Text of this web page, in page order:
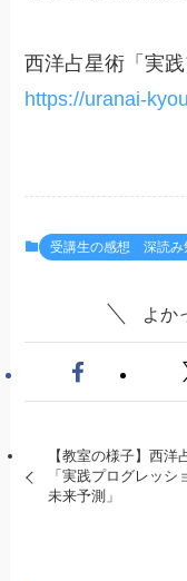
西洋占星術「実
https://uranai-
受講生の感想 深読み
よか
【教室の様子】西洋
「実践プログレッシ
未来予測」